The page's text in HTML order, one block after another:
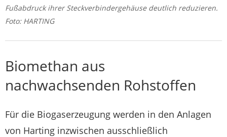
Fußabdruck ihrer Steckverbindergehäuse deutlich reduzieren.
Foto: HARTING
Biomethan aus
nachwachsenden Rohstoffen
Für die Biogaserzeugung werden in den Anlagen
von Harting inzwischen ausschließlich